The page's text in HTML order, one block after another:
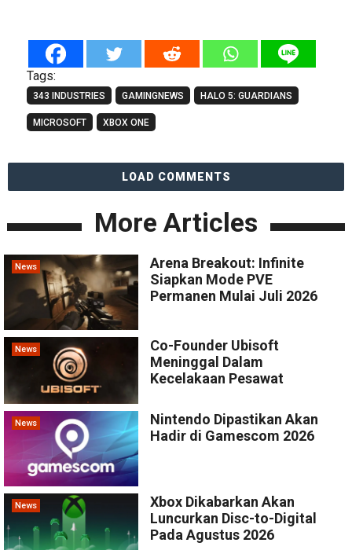
Tags:
343 INDUSTRIES GAMINGNEWS HALO 5: GUARDIANS
MICROSOFT XBOX ONE
LOAD COMMENTS
More Articles
News
Arena Breakout: Infinite
Siapkan Mode PVE
Permanen Mulai Juli 2026
News
Co-Founder Ubisoft
Meninggal Dalam
Kecelakaan Pesawat
News
Nintendo Dipastikan Akan
Hadir di Gamescom 2026
News
Xbox Dikabarkan Akan
Luncurkan Disc-to-Digital
Pada Agustus 2026